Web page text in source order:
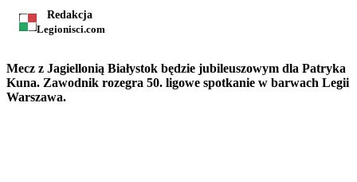
Redakcja
Legionisci.com
Mecz z Jagiellonią Białystok będzie jubileuszowym dla Patryka
Kuna. Zawodnik rozegra 50. ligowe spotkanie w barwach Legii
Warszawa.